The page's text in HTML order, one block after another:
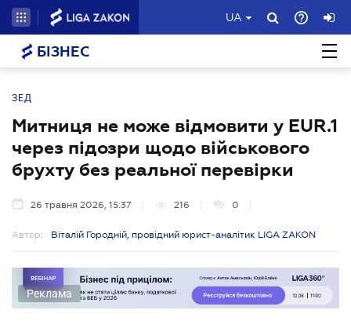
UA
БІЗНЕС
ЗЕД
Митниця не може відмовити у EUR.1
через підозри щодо військового
брухту без реальної перевірки
26 травня 2026, 15:37 216 0
Автор: Віталій Городній, провідний юрист-аналітик LIGA ZAKON
Реклама